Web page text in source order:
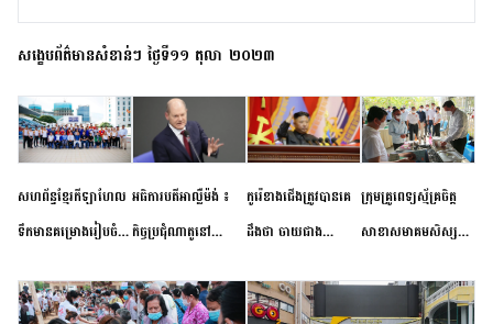
សង្ខេបព័ត៌មានសំខាន់ៗ ថ្ងៃទី១១ តុលា ២០២៣
សហព័ន្ធខ្មែរកីឡាហែល
ទឹកមានគម្រោងរៀបចំ
កម្រិតបឋម ដល់ឧត្តម
អធិការបតីអាល្លឺម៉ង់ ៖
កិច្ចប្រជុំណាតូនៅ
ខាងមុខនឹងបញ្ជូនសញ្ញា
កូរ៉េខាងជើងត្រូវបានគេ
ដឹងថា ចាយជាង
អភិវឌ្ឍន៍នុយក្លេអ៊ែរ
ក្រុមគ្រូពេទ្យស្ម័គ្រចិត្ត
សាខាសមាគមសិស្ស
ខេត្តកំពង់ចាម ចុះពិនិត្យ